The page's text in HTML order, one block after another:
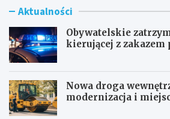
Aktualności
Obywatelskie
kierującej z zakazem
Nowa droga
modernizacja i